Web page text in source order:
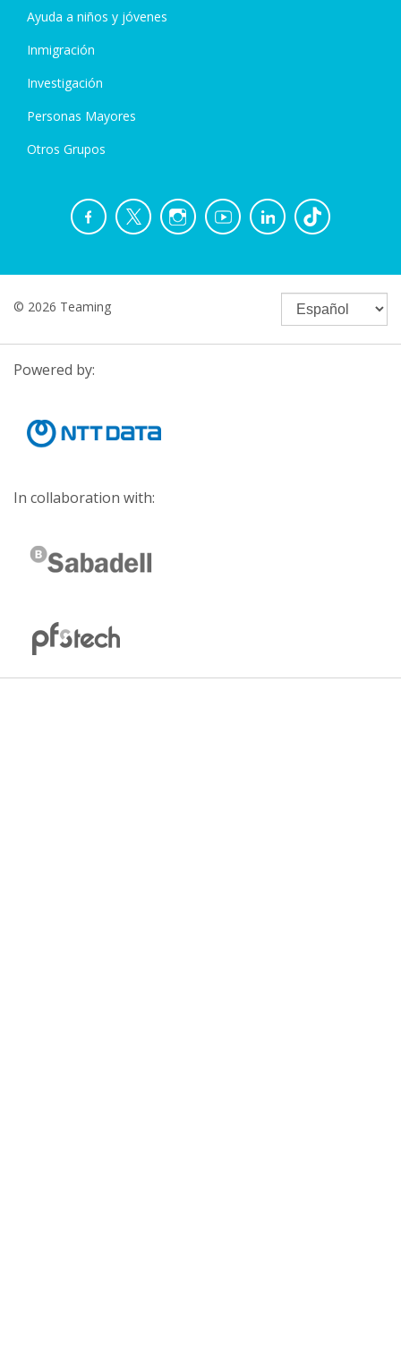
Ayuda a niños y jóvenes
Inmigración
Investigación
Personas Mayores
Otros Grupos
© 2026 Teaming
Powered by:
In collaboration with: